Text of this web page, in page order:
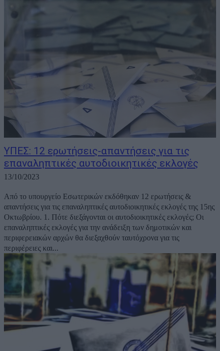
ΥΠΕΣ: 12 ερωτήσεις-απαντήσεις για τις
επαναληπτικές αυτοδιοικητικές εκλογές
13/10/2023
Από το υπουργείο Εσωτερικών εκδόθηκαν 12 ερωτήσεις &
απαντήσεις για τις επαναληπτικές αυτοδιοικητικές εκλογές της 15ης
Οκτωβρίου. 1. Πότε διεξάγονται οι αυτοδιοικητικές εκλογές; Οι
επαναληπτικές εκλογές για την ανάδειξη των δημοτικών και
περιφερειακών αρχών θα διεξαχθούν ταυτόχρονα για τις
περιφέρειες και...